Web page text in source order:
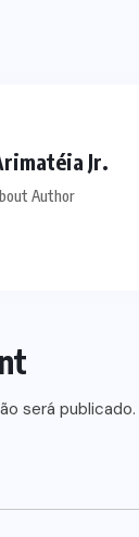
Jr.
Author
será publicado.